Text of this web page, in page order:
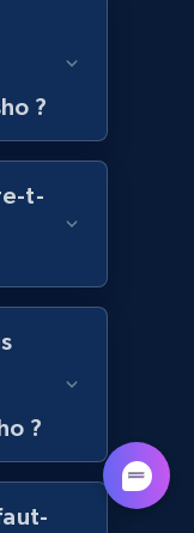
Final
by
?
t-
?